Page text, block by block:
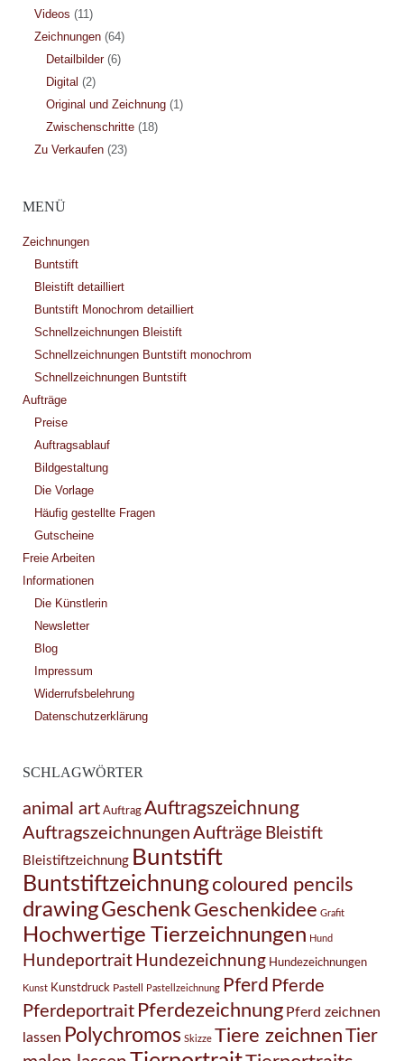
Videos (11)
Zeichnungen(64)
Detailbilder(6)
Digital (2)
Original und Zeichnung(1)
Zwischenschritte(18)
Zu Verkaufen(23)
MENÜ
Zeichnungen
Buntstift
Bleistift detailliert
Buntstift Monochrom detailliert
Schnellzeichnungen Bleistift
Schnellzeichnungen Buntstift monochrom
Schnellzeichnungen Buntstift
Aufträge
Preise
Auftragsablauf
Bildgestaltung
Die Vorlage
Häufig gestellte Fragen
Gutscheine
Freie Arbeiten
Informationen
Die Künstlerin
Newsletter
Blog
Impressum
Widerrufsbelehrung
Datenschutzerklärung
SCHLAGWÖRTER
animal art Auftrag Auftragszeichnung
Auftragszeichnungen Aufträge Bleistift
Bleistiftzeichnung Buntstift
Buntstiftzeichnungcoloured pencils
drawingGeschenk Geschenkidee Grafit
Hochwertige Tierzeichnungen Hund
Hundeportrait Hundezeichnung Hundezeichnungen
Kunst Kunstdruck Pastell Pastellzeichnung Pferd Pferde
Pferdeportrait Pferdezeichnung Pferd zeichnen
lassen Polychromos Skizze Tiere zeichnenTier